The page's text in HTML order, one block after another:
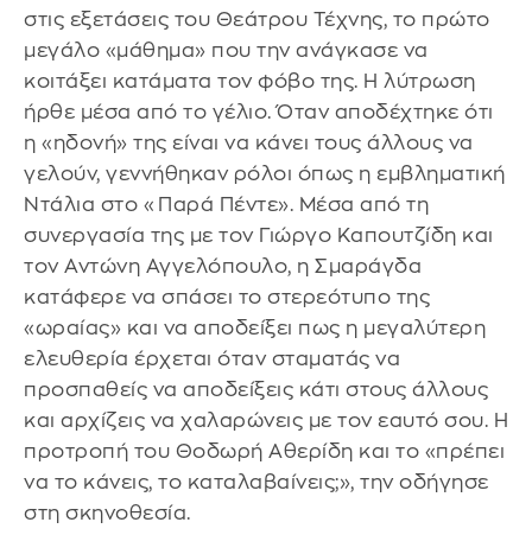
στις εξετάσεις του Θεάτρου Τέχνης, το πρώτο
μεγάλο «μάθημα» που την ανάγκασε να
κοιτάξει κατάματα τον φόβο της. Η λύτρωση
ήρθε μέσα από το γέλιο. Όταν αποδέχτηκε ότι
η «ηδονή» της είναι να κάνει τους άλλους να
γελούν, γεννήθηκαν ρόλοι όπως η εμβληματική
Ντάλια στο «Παρά Πέντε». Μέσα από τη
συνεργασία της με τον Γιώργο Καπουτζίδη και
τον Αντώνη Αγγελόπουλο, η Σμαράγδα
κατάφερε να σπάσει το στερεότυπο της
«ωραίας» και να αποδείξει πως η μεγαλύτερη
ελευθερία έρχεται όταν σταματάς να
προσπαθείς να αποδείξεις κάτι στους άλλους
και αρχίζεις να χαλαρώνεις με τον εαυτό σου. Η
προτροπή του Θοδωρή Αθερίδη και το «πρέπει
να το κάνεις, το καταλαβαίνεις;», την οδήγησε
στη σκηνοθεσία.